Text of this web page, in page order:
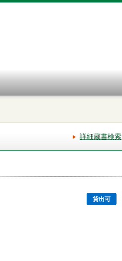
詳細蔵書検索
貸出可